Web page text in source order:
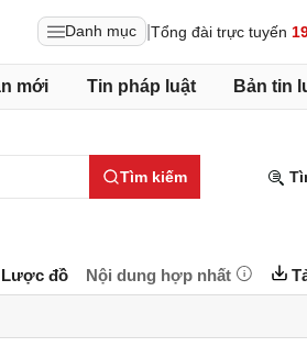
Danh mục Tổng đài trực tuyến
mới Tin pháp luật Bản tin
Tìm kiếm
Lược đồ Nội dung hợp nhất